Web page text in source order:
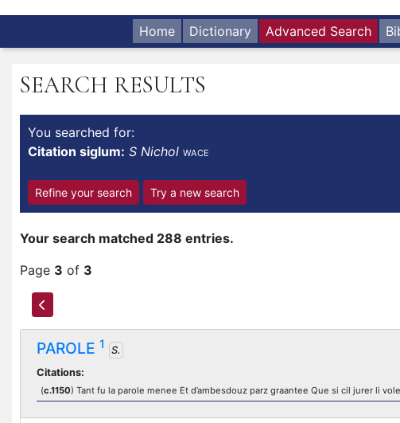
Home Dictionary Advanced Search
SEARCH RESULTS
You searched for:
Citation siglum: S Nichol WACE
Refine your search Try a new search
Your search matched 288 entries.
Page 3 of 3
PAROLE 1
S.
Citations:
(c.1150) Tant fu la parole menee Et d’ambesdouz parz graantee Que si cil jurer li